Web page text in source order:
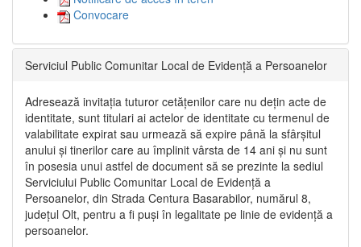
Convocare
Serviciul Public Comunitar Local de Evidență a Persoanelor
Adresează invitația tuturor cetățenilor care nu dețin acte de
identitate, sunt titulari ai actelor de identitate cu termenul de
valabilitate expirat sau urmează să expire până la sfârșitul
anului și tinerilor care au împlinit vârsta de 14 ani și nu sunt
în posesia unui astfel de document să se prezinte la sediul
Serviciului Public Comunitar Local de Evidență a
Persoanelor, din Strada Centura Basarabilor, numărul 8,
județul Olt, pentru a fi puși în legalitate pe linie de evidență a
persoanelor.